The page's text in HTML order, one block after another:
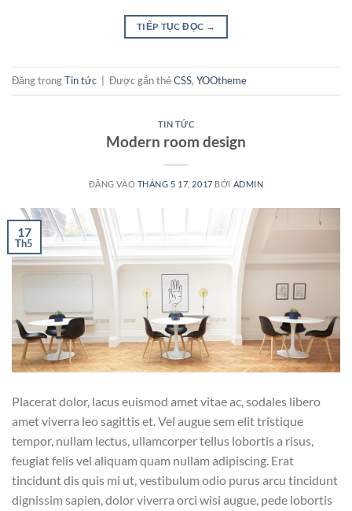
TIẾP TỤC ĐỌC →
Đăng trongTin tức Được gắn thẻCSS, YOOtheme
TIN TỨC
Modern room design
ĐĂNG VÀO THÁNG 5 17, 2017 BỞI ADMIN
17
Th5
Placerat dolor, lacus euismod amet vitae ac, sodales libero
amet viverra leo sagittis et. Vel augue sem elit tristique
tempor, nullam lectus, ullamcorper tellus lobortis a risus,
feugiat felis vel aliquam quam nullam adipiscing. Erat
tincidunt dis quis mi ut, vestibulum odio purus arcu tincidunt
dignissim sapien, dolor viverra orci wisi augue, pede lobortis